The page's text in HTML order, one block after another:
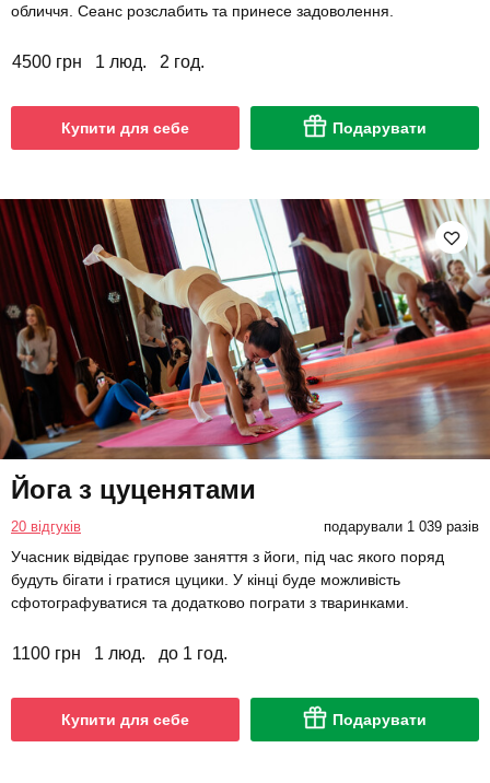
обличчя. Сеанс розслабить та принесе задоволення.
4500 грн 1 люд. 2 год.
Купити для себе Подарувати
Йога з цуценятами
20 відгуків подарували 1 039 разів
Учасник відвідає групове заняття з йоги, під час якого поряд
будуть бігати і гратися цуцики. У кінці буде можливість
сфотографуватися та додатково пограти з тваринками.
1100 грн 1 люд. до 1 год.
Купити для себе Подарувати